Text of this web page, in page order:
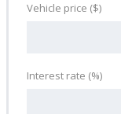
Vehicle price ($)
Interest rate (%)